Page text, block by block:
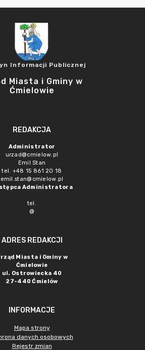
Informacji Publicznej
Miasta i Gminy w
Ćmielowie
REDAKCJA
Administrator
urzad@cmielow.pl
Emil Stan
tel. +48 15 861 20 18
emil.stan@cmielow.pl
Administratora
tel.
@
ADRES REDAKCJI
Miasta i Gminy w
Ćmielowie
ul. Ostrowiecka 40
27-440 Ćmielów
INFORMACJE
Mapa strony
danych osobowych
Rejestr zmian